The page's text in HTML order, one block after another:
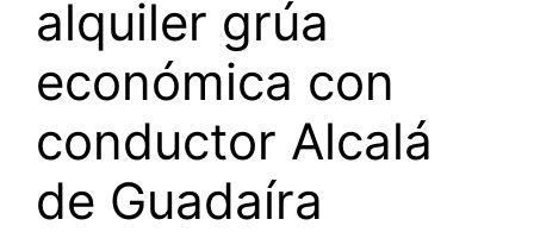
alquiler grúa
económica con
conductor Alcalá
de Guadaíra